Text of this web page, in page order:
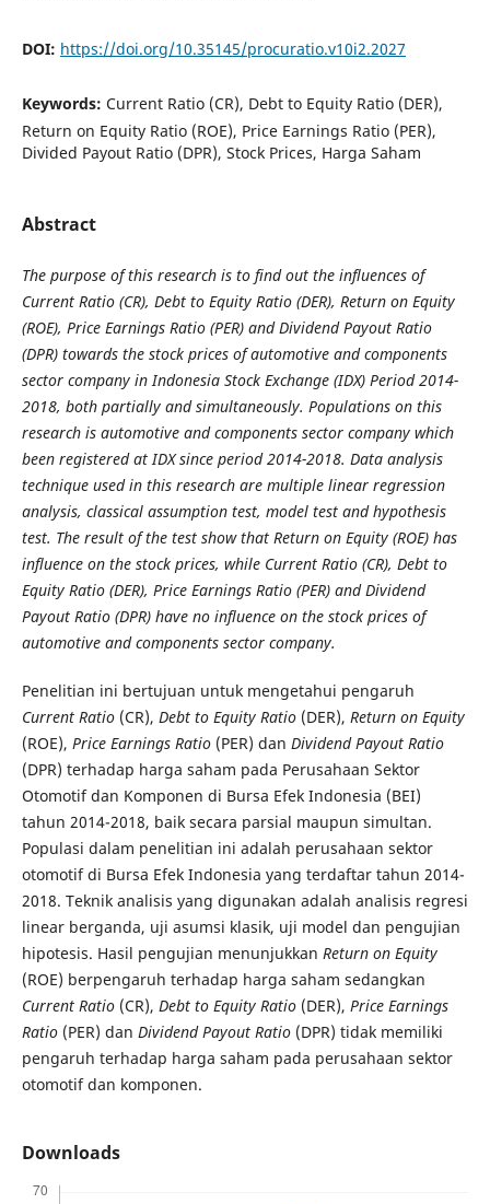
DOI: https://doi.org/10.35145/procuratio.v10i2.2027
Keywords: Current Ratio (CR), Debt to Equity Ratio (DER),
Return on Equity Ratio (ROE), Price Earnings Ratio (PER),
Divided Payout Ratio (DPR), Stock Prices, Harga Saham
Abstract
The purpose of this research is to find out the influences of
Current Ratio (CR), Debt to Equity Ratio (DER), Return on Equity
(ROE), Price Earnings Ratio (PER) and Dividend Payout Ratio
(DPR) towards the stock prices of automotive and components
sector company in Indonesia Stock Exchange (IDX) Period 2014-
2018, both partially and simultaneously. Populations on this
research is automotive and components sector company which
been registered at IDX since period 2014-2018. Data analysis
technique used in this research are multiple linear regression
analysis, classical assumption test, model test and hypothesis
test. The result of the test show that Return on Equity (ROE) has
influence on the stock prices, while Current Ratio (CR), Debt to
Equity Ratio (DER), Price Earnings Ratio (PER) and Dividend
Payout Ratio (DPR) have no influence on the stock prices of
automotive and components sector company.
Penelitian ini bertujuan untuk mengetahui pengaruh
Current Ratio(CR), Debt to Equity Ratio(DER), Return on Equity
(ROE), Price Earnings Ratio(PER) dan Dividend Payout Ratio
(DPR) terhadap harga saham pada Perusahaan Sektor
Otomotif dan Komponen di Bursa Efek Indonesia (BEI)
tahun 2014-2018, baik secara parsial maupun simultan.
Populasi dalam penelitian ini adalah perusahaan sektor
otomotif di Bursa Efek Indonesia yang terdaftar tahun 2014-
2018. Teknik analisis yang digunakan adalah analisis regresi
linear berganda, uji asumsi klasik, uji model dan pengujian
hipotesis. Hasil pengujian menunjukkan Return on Equity
(ROE) berpengaruh terhadap harga saham sedangkan
Current Ratio(CR), Debt to Equity Ratio(DER), Price Earnings
Ratio(PER) dan Dividend Payout Ratio(DPR) tidak memiliki
pengaruh terhadap harga saham pada perusahaan sektor
otomotif dan komponen.
Downloads